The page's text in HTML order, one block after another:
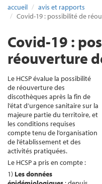
accueil
avis et rapports
Covid-19 : possibilité de
Covid-19 :
réouverture
Le HCSP évalue la possibilité
de réouverture des
discothèques après la fin de
l’état d’urgence sanitaire sur la
majeure partie du territoire, et
les conditions requises
compte tenu de l’organisation
de l’établissement et des
activités pratiquées.
Le HCSP a pris en compte :
1) Les données